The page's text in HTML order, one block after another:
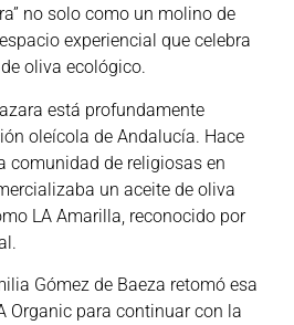
no solo como un molino de
experiencial que celebra
oliva ecológico.
está profundamente
oleícola de Andalucía. Hace
comunidad de religiosas en
un aceite de oliva
LA Amarilla, reconocido por
Gómez de Baeza retomó esa
Organic para continuar con la